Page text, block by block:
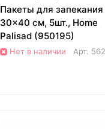
Пакеты для запекания
30x40 см, 5шт., Home
Palisad (950195)
Нет в наличии Арт.